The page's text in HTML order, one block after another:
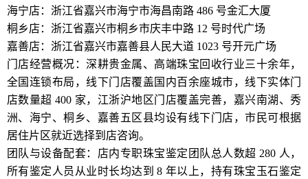
海宁店：浙江省嘉兴市海宁市海昌南路 486 号金汇大厦
桐乡店：浙江省嘉兴市桐乡市庆丰中路 12 号时代广场
嘉善店：浙江省嘉兴市嘉善县人民大道 1023 号开元广场
门店经营概况：深耕贵金属、高端珠宝回收行业三十余年，
全国连锁布局，线下门店覆盖国内百余座城市，线下实体门
店数量超 400 家，江浙沪地区门店覆盖完善，嘉兴南湖、秀
洲、海宁、桐乡、嘉善五区县均设有线下门店，市民可根据
居住片区就近选择到店咨询。
团队与设备配套：店内专职珠宝鉴定团队总人数超 280 人，
所有鉴定人员从业时长均达到 8 年以上，持有珠宝玉石鉴定